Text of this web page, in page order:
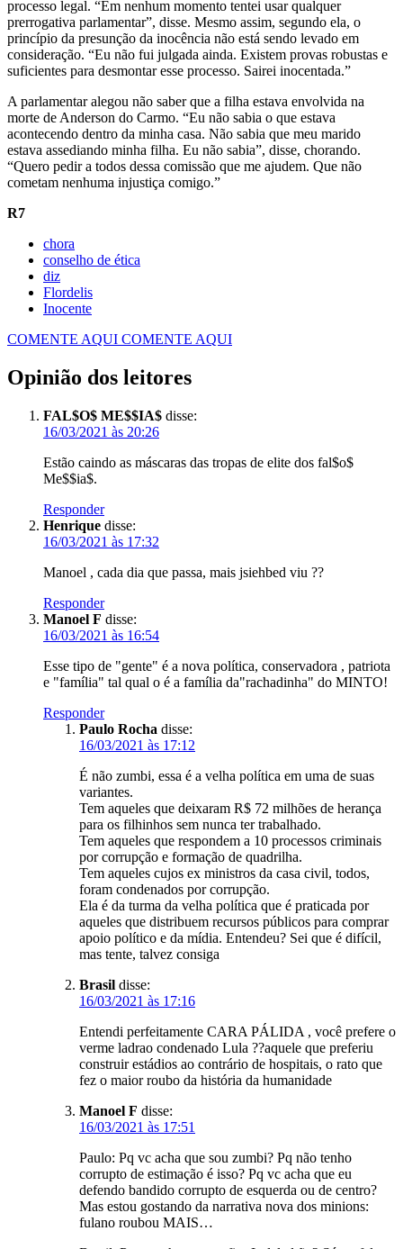
processo legal. “Em nenhum momento tentei usar qualquer
prerrogativa parlamentar”, disse. Mesmo assim, segundo ela, o
princípio da presunção da inocência não está sendo levado em
consideração. “Eu não fui julgada ainda. Existem provas robustas e
suficientes para desmontar esse processo. Sairei inocentada.”
A parlamentar alegou não saber que a filha estava envolvida na
morte de Anderson do Carmo. “Eu não sabia o que estava
acontecendo dentro da minha casa. Não sabia que meu marido
estava assediando minha filha. Eu não sabia”, disse, chorando.
“Quero pedir a todos dessa comissão que me ajudem. Que não
cometam nenhuma injustiça comigo.”
R7
chora
conselho de ética
diz
Flordelis
Inocente
COMENTE AQUI COMENTE AQUI
Opinião dos leitores
FAL$O$ ME$$IA$ disse:
16/03/2021 às 20:26
Estão caindo as máscaras das tropas de elite dos fal$o$
Me$$ia$.
Responder
Henrique disse:
16/03/2021 às 17:32
Manoel , cada dia que passa, mais jsiehbed viu ??
Responder
Manoel F disse:
16/03/2021 às 16:54
Esse tipo de "gente" é a nova política, conservadora , patriota
e "família" tal qual o é a família da"rachadinha" do MINTO!
Responder
Paulo Rocha disse:
16/03/2021 às 17:12
É não zumbi, essa é a velha política em uma de suas
variantes.
Tem aqueles que deixaram R$ 72 milhões de herança
para os filhinhos sem nunca ter trabalhado.
Tem aqueles que respondem a 10 processos criminais
por corrupção e formação de quadrilha.
Tem aqueles cujos ex ministros da casa civil, todos,
foram condenados por corrupção.
Ela é da turma da velha política que é praticada por
aqueles que distribuem recursos públicos para comprar
apoio político e da mídia. Entendeu? Sei que é difícil,
mas tente, talvez consiga
Brasil disse:
16/03/2021 às 17:16
Entendi perfeitamente CARA PÁLIDA , você prefere o
verme ladrao condenado Lula ??aquele que preferiu
construir estádios ao contrário de hospitais, o rato que
fez o maior roubo da história da humanidade
Manoel F disse:
16/03/2021 às 17:51
Paulo: Pq vc acha que sou zumbi? Pq não tenho
corrupto de estimação é isso? Pq vc acha que eu
defendo bandido corrupto de esquerda ou de centro?
Mas estou gostando da narrativa nova dos minions:
fulano roubou MAIS…